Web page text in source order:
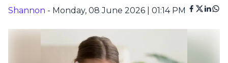
Shannon - Monday, 08 June 2026 | 01:14 PM